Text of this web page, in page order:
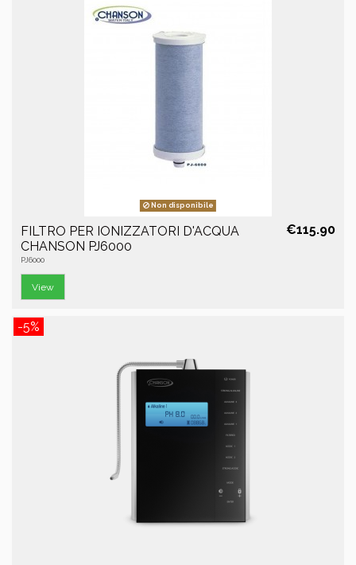
Non disponibile
FILTRO PER IONIZZATORI D'ACQUA
CHANSON PJ6000
PJ6000
€115.90
View
-5%